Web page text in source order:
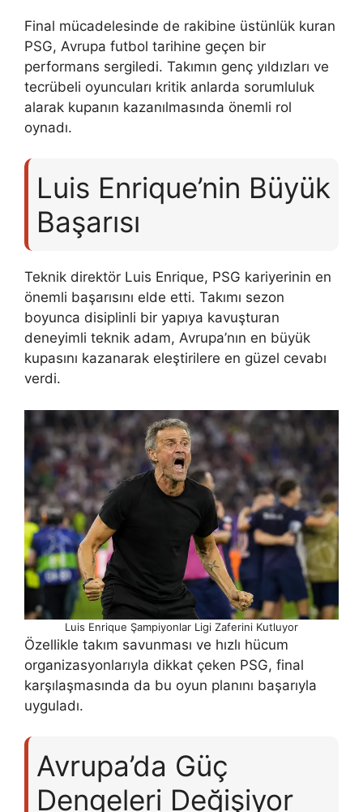
Final mücadelesinde de rakibine üstünlük kuran
PSG, Avrupa futbol tarihine geçen bir
performans sergiledi. Takımın genç yıldızları ve
tecrübeli oyuncuları kritik anlarda sorumluluk
alarak kupanın kazanılmasında önemli rol
oynadı.
Luis Enrique’nin Büyük
Başarısı
Teknik direktör Luis Enrique, PSG kariyerinin en
önemli başarısını elde etti. Takımı sezon
boyunca disiplinli bir yapıya kavuşturan
deneyimli teknik adam, Avrupa’nın en büyük
kupasını kazanarak eleştirilere en güzel cevabı
verdi.
Luis Enrique Şampiyonlar Ligi Zaferini Kutluyor
Özellikle takım savunması ve hızlı hücum
organizasyonlarıyla dikkat çeken PSG, final
karşılaşmasında da bu oyun planını başarıyla
uyguladı.
Avrupa’da Güç
Dengeleri Değişiyor